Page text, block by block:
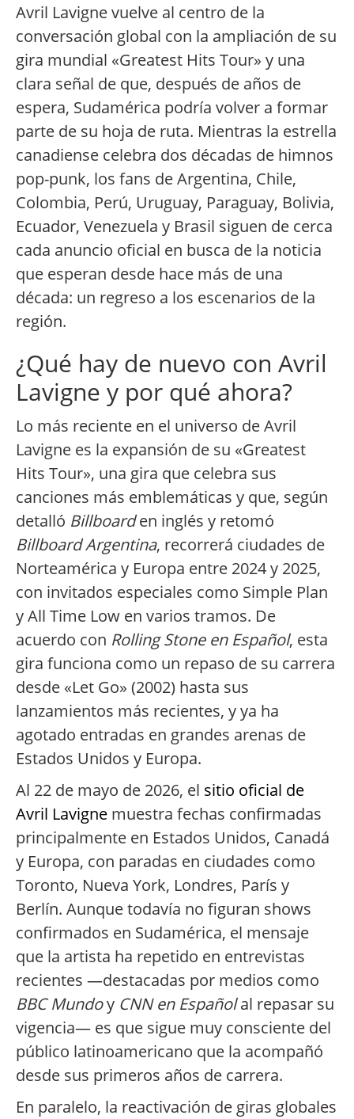
Avril Lavigne vuelve al centro de la
conversación global con la ampliación de su
gira mundial «Greatest Hits Tour» y una
clara señal de que, después de años de
espera, Sudamérica podría volver a formar
parte de su hoja de ruta. Mientras la estrella
canadiense celebra dos décadas de himnos
pop-punk, los fans de Argentina, Chile,
Colombia, Perú, Uruguay, Paraguay, Bolivia,
Ecuador, Venezuela y Brasil siguen de cerca
cada anuncio oficial en busca de la noticia
que esperan desde hace más de una
década: un regreso a los escenarios de la
región.
¿Qué hay de nuevo con Avril
Lavigne y por qué ahora?
Lo más reciente en el universo de Avril
Lavigne es la expansión de su «Greatest
Hits Tour», una gira que celebra sus
canciones más emblemáticas y que, según
detalló Billboarden inglés y retomó
Billboard Argentina, recorrerá ciudades de
Norteamérica y Europa entre 2024 y 2025,
con invitados especiales como Simple Plan
y All Time Low en varios tramos. De
acuerdo con Rolling Stone en Español, esta
gira funciona como un repaso de su carrera
desde «Let Go» (2002) hasta sus
lanzamientos más recientes, y ya ha
agotado entradas en grandes arenas de
Estados Unidos y Europa.
Al 22 de mayo de 2026, el sitio oficial de
Avril Lavigne muestra fechas confirmadas
principalmente en Estados Unidos, Canadá
y Europa, con paradas en ciudades como
Toronto, Nueva York, Londres, París y
Berlín. Aunque todavía no figuran shows
confirmados en Sudamérica, el mensaje
que la artista ha repetido en entrevistas
recientes —destacadas por medios como
BBC Mundoy CNN en Españolal repasar su
vigencia— es que sigue muy consciente del
público latinoamericano que la acompañó
desde sus primeros años de carrera.
En paralelo, la reactivación de giras globales